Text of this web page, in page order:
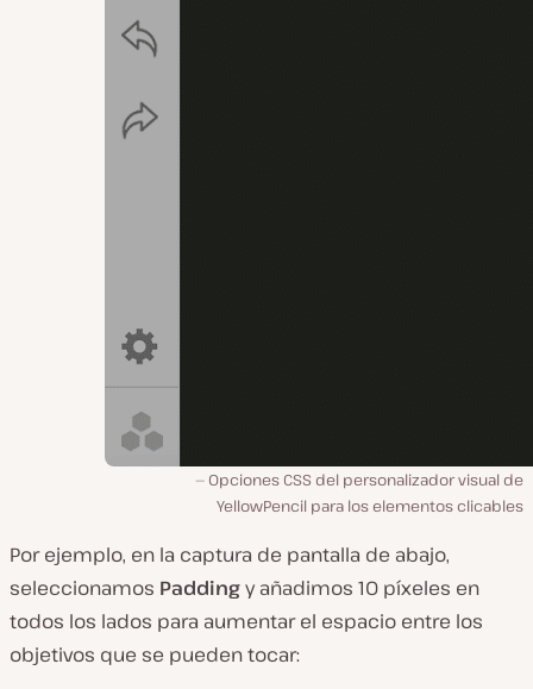
Opciones CSS del personalizador visual de
YellowPencil para los elementos clicables
Por ejemplo, en la captura de pantalla de abajo,
seleccionamos Paddingy añadimos 10 píxeles en
todos los lados para aumentar el espacio entre los
objetivos que se pueden tocar: